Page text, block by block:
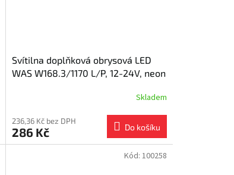
Svítilna doplňková obrysová LED
WAS W168.3/1170 L/P, 12-24V, neon
Skladem
236,36 Kč bez DPH
286 Kč Do košíku
Kód: 100258